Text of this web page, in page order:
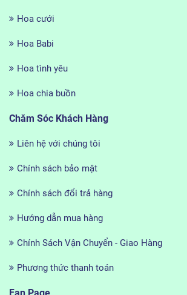
Hoa cưới
Hoa Babi
Hoa tình yêu
Hoa chia buồn
Chăm Sóc Khách Hàng
Liên hệ với chúng tôi
Chính sách bảo mật
Chính sách đổi trả hàng
Hướng dẫn mua hàng
Chính Sách Vận Chuyển - Giao Hàng
Phương thức thanh toán
Fan Page